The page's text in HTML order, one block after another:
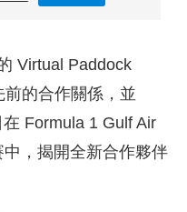
Virtual Paddock
的合作關係，並
Formula 1 Gulf Air
，揭開全新合作夥伴